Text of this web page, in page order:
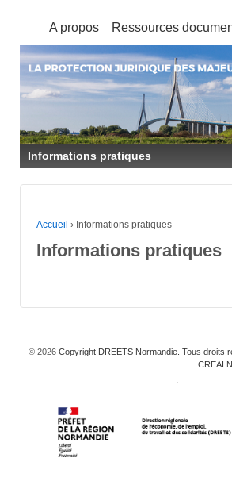
A propos Ressources
Informations pratiques
Accueil › Informations pratiques
Informations pratiques
© 2026 Copyright DREETS Normandie. Tous droits
CREAI
↑